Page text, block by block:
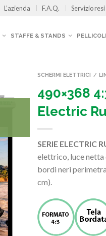
L’azienda F.A.Q. Servizio
STAFFE & STANDS
SCHERMI ELETTRICI /
490×368
Electric
SERIE ELECTRIC
elettrico, luce netta
bordi neri
cm).